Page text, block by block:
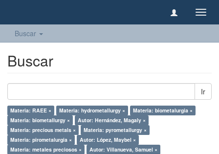
Buscar
Buscar
Ir
Materia: RAEE × Materia: hydrometallurgy ×
Materia: biometalurgia ×
Materia: biometallurgy ×
Autor: Hernández, Magaly ×
Materia: precious metals ×
Materia: pyrometallurgy ×
Materia: pirometalurgia ×
Autor: López, Maybel ×
Materia: metales preciosos ×
Autor: Villanueva, Samuel ×